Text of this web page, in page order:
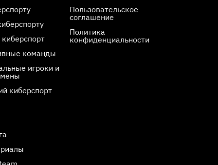
команды
игроки и
киберспорт
Пользовательское
соглашение
Политика
конфиденциальности